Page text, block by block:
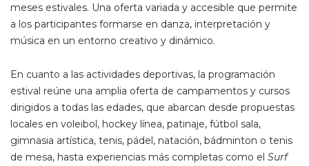
meses estivales. Una oferta variada y accesible que permite
a los participantes formarse en danza, interpretación y
música en un entorno creativo y dinámico.
En cuanto a las actividades deportivas, la programación
estival reúne una amplia oferta de campamentos y cursos
dirigidos a todas las edades, que abarcan desde propuestas
locales en voleibol, hockey línea, patinaje, fútbol sala,
gimnasia artística, tenis, pádel, natación, bádminton o tenis
de mesa, hasta experiencias más completas como el Surf